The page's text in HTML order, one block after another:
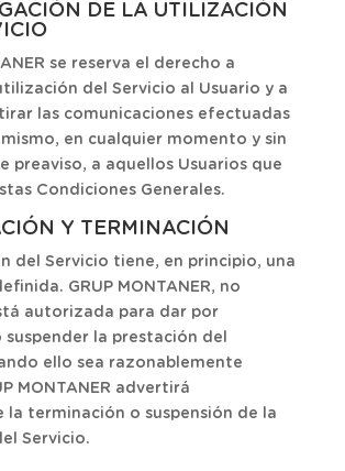
DE LA UTILIZACIÓN
se reserva el derecho a
del Servicio al Usuario y a
las comunicaciones efectuadas
en cualquier momento y sin
preaviso, a aquellos Usuarios que
Condiciones Generales.
Y TERMINACIÓN
del Servicio tiene, en principio, una
GRUP MONTANER, no
autorizada para dar por
la prestación del
ello sea razonablemente
MONTANER advertirá
la terminación o suspensión de la
Servicio.